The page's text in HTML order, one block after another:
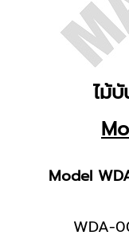
ไม้
Model
WDA-